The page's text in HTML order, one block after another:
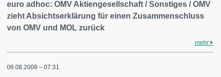
euro adhoc: OMV Aktiengesellschaft / Sonstiges / OMV
zieht Absichtserklärung für einen Zusammenschluss
von OMV und MOL zurück
mehr
06.08.2008 – 07:31